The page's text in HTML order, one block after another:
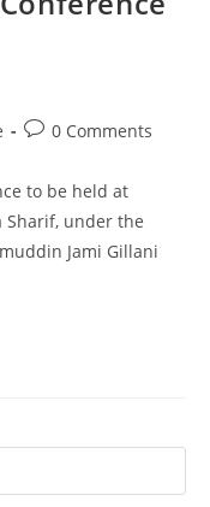
Post0 Comments
to be held at
Sharif, under the
Jami Gillani